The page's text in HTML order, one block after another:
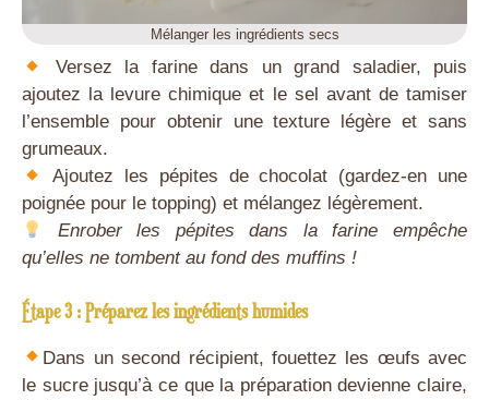
Mélanger les ingrédients secs
Versez la farine dans un grand saladier, puis
ajoutez la levure chimique et le sel avant de tamiser
l’ensemble pour obtenir une texture légère et sans
grumeaux.
Ajoutez les pépites de chocolat (gardez-en une
poignée pour le topping) et mélangez légèrement.
Enrober les pépites dans la farine empêche
qu’elles ne tombent au fond des muffins !
Étape 3 : Préparez les ingrédients humides
Dans un second récipient, fouettez les œufs avec
le sucre jusqu’à ce que la préparation devienne claire,